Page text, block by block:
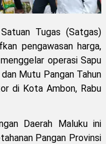
Tugas (Satgas)
pengawasan harga,
operasi Sapu
Mutu Pangan Tahun
di Kota Ambon, Rabu
Daerah Maluku ini
Pangan Provinsi